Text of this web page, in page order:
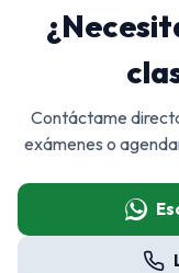
Contáctame
exámenes o